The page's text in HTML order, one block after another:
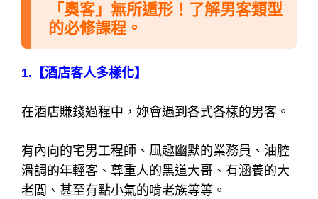
「奧客」無所遁形！了解男客類型
的必修課程。
1. 【酒店客人多樣化】
在酒店賺錢過程中，妳會遇到各式各樣的男客。
有內向的宅男工程師、風趣幽默的業務員、油腔
滑調的年輕客、尊重人的黑道大哥、有涵養的大
老闆、甚至有點小氣的啃老族等等。